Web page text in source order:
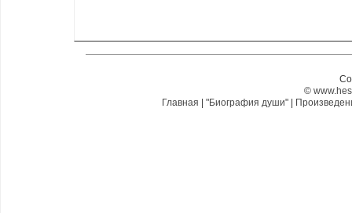
©
Главная
"Биография души"